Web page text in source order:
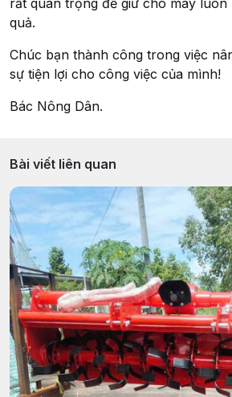
quả.
Chúc bạn thành công trong việc
sự tiện lợi cho công việc của mình!
Bác Nông Dân.
Bài viết liên quan